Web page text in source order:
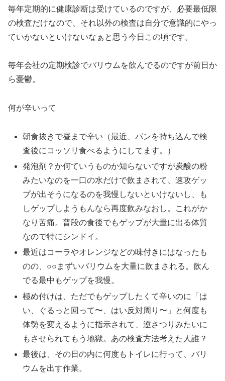
毎年定期的に健康診断は受けているのですが、必要最低限
の検査だけなので、それ以外の検査は自分で意識的にやっ
ていかないといけないなぁと思う今日この頃です。
毎年会社の定期検診でバリウムを飲んでるのですが前日か
ら憂鬱。
何が辛いって
朝食抜きで昼まで辛い（最近、パンを持ち込んで検
査後にコッソリ食べるようにしてます。）
発泡剤？か何ていうものか知らないですが炭酸の粉
みたいなのを一口の水だけで飲まされて、速攻ゲッ
プが出そうになるのを我慢しないといけないし、も
しゲップしようもんなら再度飲みなおし。これがか
なり苦痛。普段の食後でもゲップが大量に出る体質
なので特にシンドイ。
最近はコーラやオレンジなどの味付きにはなったも
のの、○○まずいバリウムを大量に飲まされる。飲ん
でる最中もゲップを我慢。
極め付けは、ただでもゲップしたくて辛いのに「は
い、ぐるっと回って〜、はい反対周り〜」と何度も
体勢を変えるように指示されて、逆さつりみたいに
もさせられてもう地獄。あの検査方法考えた人誰？
最後は、その日の内に何度もトイレに行って、バリ
ウムを出す作業。